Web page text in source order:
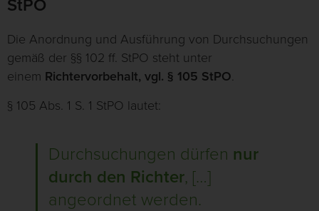
StPO
Die Anordnung und Ausführung von Durchsuchungen
gemäß der §§ 102 ff. StPO steht unter
einem Richtervorbehalt, vgl. § 105 StPO.
§ 105 Abs. 1 S. 1 StPO lautet:
Durchsuchungen dürfen nur
durch den Richter, […]
angeordnet werden.